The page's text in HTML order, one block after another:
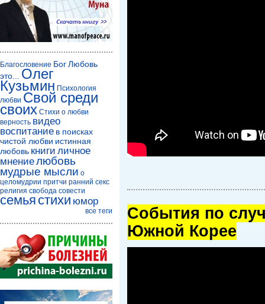
Cобытия по
Южной Корее
Благословение БогЛюбовь
это...
Олег
Кузьмин Психология
любви Свой среди
своих Стихи о любви
верность видео
воспитание в поисках
чистой любви истинная
любовь книги личное
мнениелюбовь
мудрые мысли о
целомудрии притчи ранний секс
религия свобода совести
семья стихи юмор
все теги